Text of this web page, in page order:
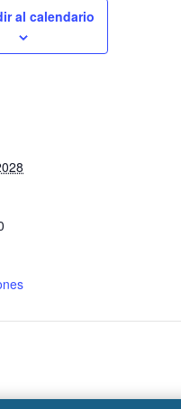
al calendario